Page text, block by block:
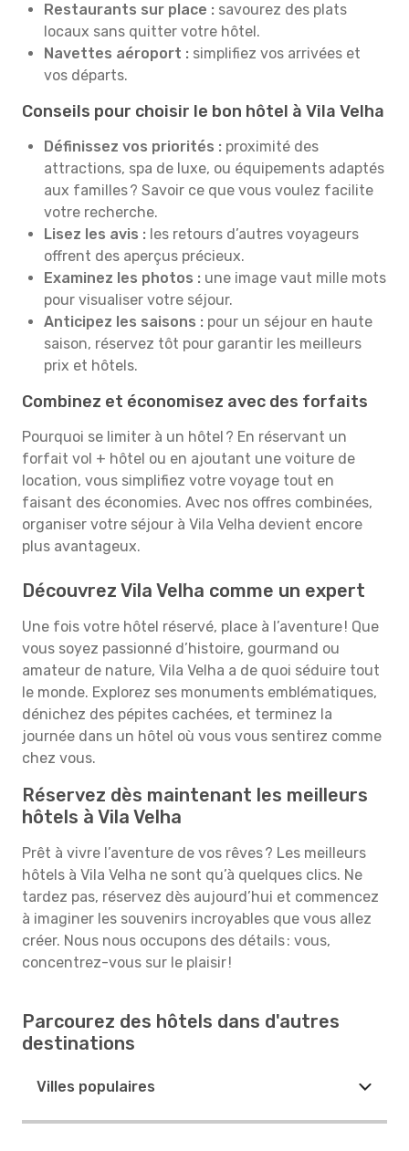
Restaurants sur place : savourez des plats
locaux sans quitter votre hôtel.
Navettes aéroport : simplifiez vos arrivées et
vos départs.
Conseils pour choisir le bon hôtel à Vila Velha
Définissez vos priorités : proximité des
attractions, spa de luxe, ou équipements adaptés
aux familles ? Savoir ce que vous voulez facilite
votre recherche.
Lisez les avis : les retours d’autres voyageurs
offrent des aperçus précieux.
Examinez les photos : une image vaut mille mots
pour visualiser votre séjour.
Anticipez les saisons : pour un séjour en haute
saison, réservez tôt pour garantir les meilleurs
prix et hôtels.
Combinez et économisez avec des forfaits
Pourquoi se limiter à un hôtel ? En réservant un
forfait vol + hôtel ou en ajoutant une voiture de
location, vous simplifiez votre voyage tout en
faisant des économies. Avec nos offres combinées,
organiser votre séjour à Vila Velha devient encore
plus avantageux.
Découvrez Vila Velha comme un expert
Une fois votre hôtel réservé, place à l’aventure ! Que
vous soyez passionné d’histoire, gourmand ou
amateur de nature, Vila Velha a de quoi séduire tout
le monde. Explorez ses monuments emblématiques,
dénichez des pépites cachées, et terminez la
journée dans un hôtel où vous vous sentirez comme
chez vous.
Réservez dès maintenant les meilleurs
hôtels à Vila Velha
Prêt à vivre l’aventure de vos rêves ? Les meilleurs
hôtels à Vila Velha ne sont qu’à quelques clics. Ne
tardez pas, réservez dès aujourd’hui et commencez
à imaginer les souvenirs incroyables que vous allez
créer. Nous nous occupons des détails : vous,
concentrez-vous sur le plaisir !
Parcourez des hôtels dans d'autres
destinations
Villes populaires